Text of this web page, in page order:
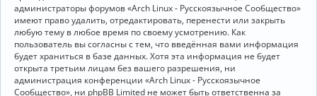
администраторы форумов «Arch Linux - Русскоязычное Сообщество»
имеют право удалить, отредактировать, перенести или закрыть
любую тему в любое время по своему усмотрению. Как
пользователь вы согласны с тем, что введённая вами информация
будет храниться в базе данных. Хотя эта информация не будет
открыта третьим лицам без вашего разрешения, ни
администрация конференции «Arch Linux - Русскоязычное
Сообщество», ни phpBB Limited не может быть ответственна за